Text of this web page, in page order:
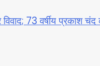
73 वर्षीय प्रकाश